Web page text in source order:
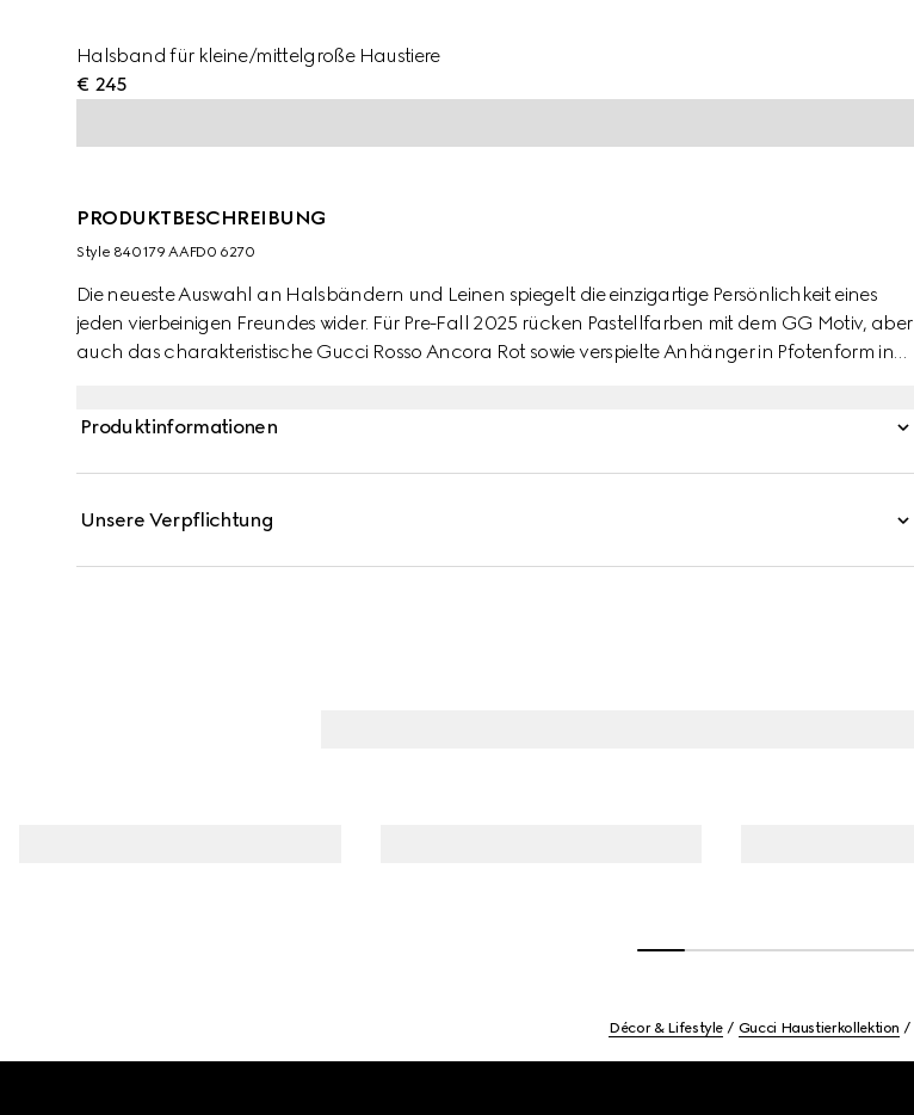
Halsband für kleine/mittelgroße Haustiere
€ 245
PRODUKTBESCHREIBUNG
Style ‎840179 AAFD0 6270
Die neueste Auswahl an Halsbändern und Leinen spiegelt die einzigartige Persönlichkeit eines
jeden vierbeinigen Freundes wider. Für Pre-Fall 2025 rücken Pastellfarben mit dem GG Motiv, aber
auch das charakteristische Gucci Rosso Ancora Rot sowie verspielte Anhänger in Pfotenform in
Produktinformationen
Unsere Verpflichtung
Décor & Lifestyle Gucci Haustierkollektion